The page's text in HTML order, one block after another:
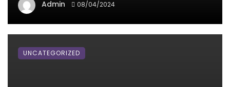
Admin 08/04/2024
UNCATEGORIZED